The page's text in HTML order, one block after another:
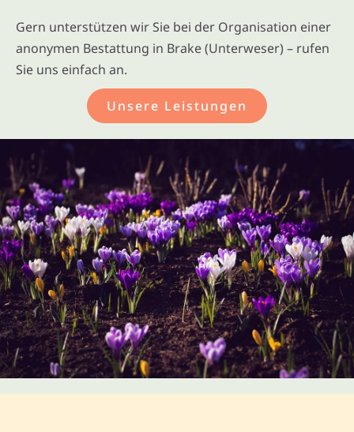
Gern unterstützen wir Sie bei der Organisation einer
anonymen Bestattung in Brake (Unterweser) – rufen
Sie uns einfach an.
Unsere Leistungen